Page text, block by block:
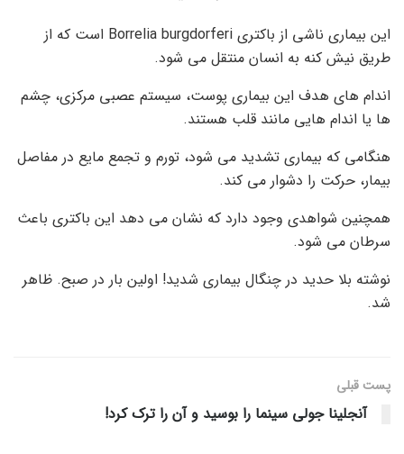
این بیماری ناشی از باکتری Borrelia burgdorferi است که از
طریق نیش کنه به انسان منتقل می شود.
اندام های هدف این بیماری پوست، سیستم عصبی مرکزی، چشم
ها یا اندام هایی مانند قلب هستند.
هنگامی که بیماری تشدید می شود، تورم و تجمع مایع در مفاصل
بیمار، حرکت را دشوار می کند.
همچنین شواهدی وجود دارد که نشان می دهد این باکتری باعث
سرطان می شود.
نوشته بلا حدید در چنگال بیماری شدید! اولین بار در صبح. ظاهر
شد.
پست قبلی
آنجلینا جولی سینما را بوسید و آن را ترک کرد!